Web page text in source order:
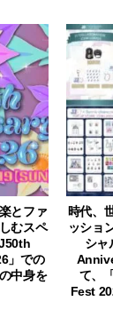
とファ
むスペ
」での
中身を
時代、
ッショ
シャ
て、
Fest